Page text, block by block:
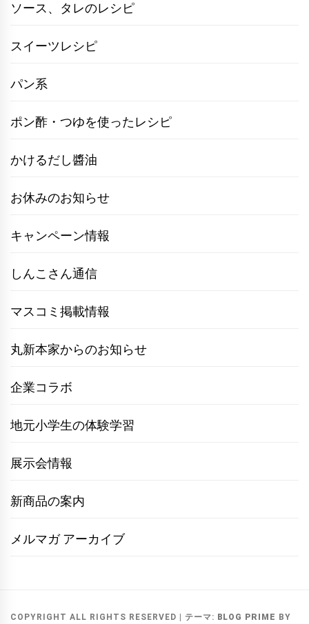
ソース、タレのレシピ
スイーツレシピ
パン系
ポン酢・つゆを使ったレシピ
かけるだし醬油
お休みのお知らせ
キャンペーン情報
しんこさん通信
マスコミ掲載情報
丸新本家からのお知らせ
企業コラボ
地元小学生の体験学習
展示会情報
新商品の案内
メルマガ アーカイブ
COPYRIGHT ALL RIGHTS RESERVED テーマ: BLOG PRIME BY